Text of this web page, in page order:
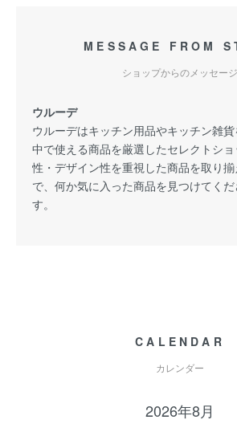
MESSAGE FROM
ショップからのメッセージ
ウルーデ
ウルーデはキッチン用品やキッチン雑
中で使える商品を厳選したセレクトシ
性・デザイン性を重視した商品を取り
で、何か気に入った商品を見つけてく
す。
CALENDAR
カレンダー
2026年8月